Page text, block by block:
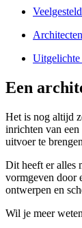
Uitgelichte
Een
Het is nog altijd
inrichten van
uitvoer te
Dit heeft er alles
vormgeven door
ontwerpen en
Wil je meer